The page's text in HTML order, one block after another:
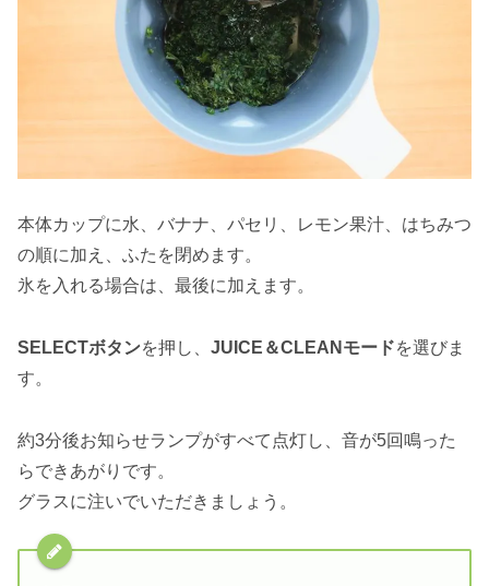
本体カップに水、バナナ、パセリ、レモン果汁、はちみつ
の順に加え、ふたを閉めます。
氷を入れる場合は、最後に加えます。
SELECTボタンを押し、 JUICE＆CLEANモードを選びま
す。
約3分後お知らせランプがすべて点灯し、音が5回鳴った
らできあがりです。
グラスに注いでいただきましょう。